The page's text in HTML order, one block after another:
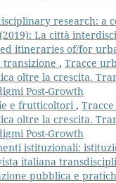
research: a
La città
itineraries of/for
, Tracce
oltre la crescita.
Post-Growth
e frutticoltori,
oltre la crescita.
Post-Growth
istituzionali:
italiana
pubblica e